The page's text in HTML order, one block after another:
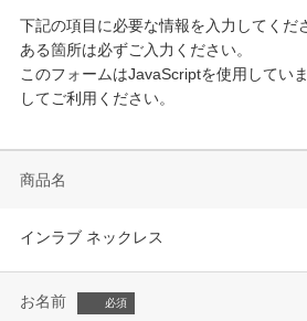
下記の項目に必要な情報を入力してくだ
ある箇所は必ずご入力ください。
このフォームはJavaScriptを使用してい
してご利用ください。
商品名
インラブ ネックレス
お名前